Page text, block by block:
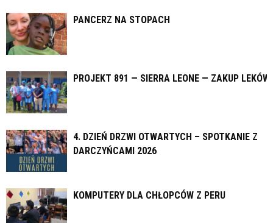
PANCERZ NA STOPACH
PROJEKT 891 — SIERRA LEONE — ZAKUP LEKÓW
4. DZIEŃ DRZWI OTWARTYCH – SPOTKANIE Z
DARCZYŃCAMI 2026
KOMPUTERY DLA CHŁOPCÓW Z PERU